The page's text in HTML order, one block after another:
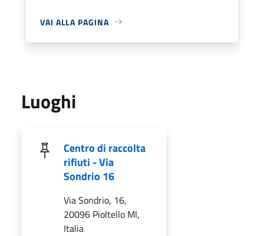
VAI ALLA PAGINA
Luoghi
Centro di raccolta
rifiuti - Via
Sondrio 16
Via Sondrio, 16,
20096 Pioltello MI,
Italia